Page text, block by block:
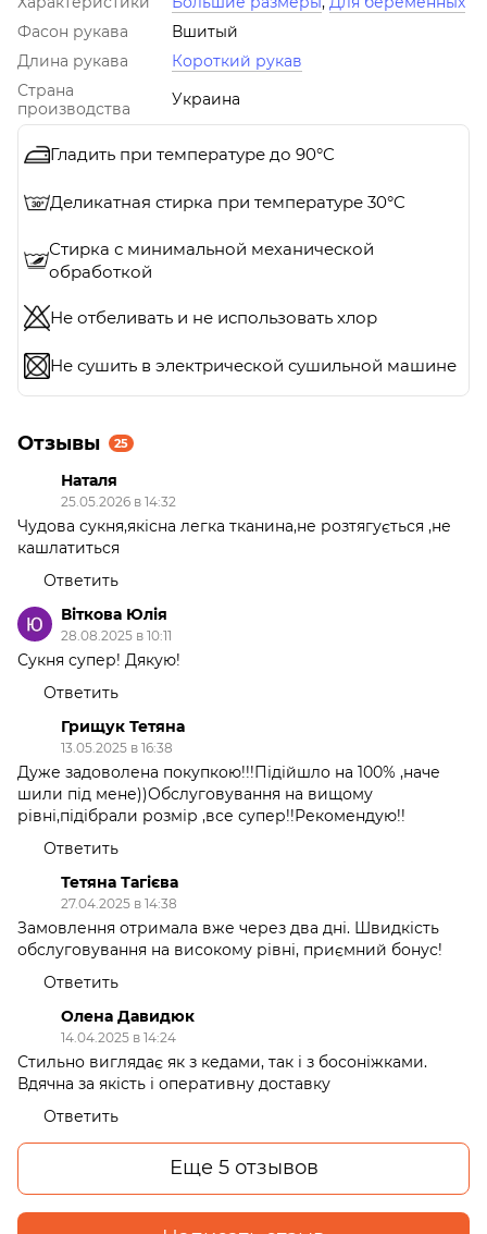
Фасон рукава
Вшитый
Длина рукава
Короткий рукав
Страна
производства
Украина
Гладить при температуре до 90°C
Деликатная стирка при температуре 30°C
Стирка с минимальной механической
обработкой
Не отбеливать и не использовать хлор
Не сушить в электрической сушильной машине
Отзывы 25
Наталя
25.05.2026 в 14:32
Чудова сукня,якісна легка тканина,не розтягується ,не
кашлатиться
Ответить
Віткова Юлія
28.08.2025 в 10:11
Сукня супер! Дякую!
Ответить
Грищук Тетяна
13.05.2025 в 16:38
Дуже задоволена покупкою!!!Підійшло на 100% ,наче
шили під мене))Обслуговування на вищому
рівні,підібрали розмір ,все супер!!Рекомендую!!
Ответить
Тетяна Тагієва
27.04.2025 в 14:38
Замовлення отримала вже через два дні. Швидкість
обслуговування на високому рівні, приємний бонус!
Ответить
Олена Давидюк
14.04.2025 в 14:24
Стильно виглядає як з кедами, так і з босоніжками.
Вдячна за якість і оперативну доставку
Ответить
Еще 5 отзывов